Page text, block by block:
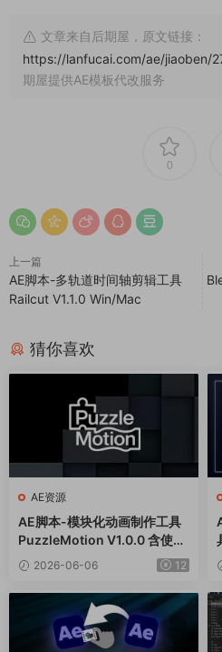
文章来自后期屋，原文链接：
https://lanfucai.com/ae/jiaoben/
期屋提供AE模板代改服务
0
上一篇
AE脚本-多轨道时间轴剪辑工具
Railcut V1.1.0 Win/Mac
猜你喜欢
AE资源
AE脚本-模块化动画制作工具
PuzzleMotion V1.0.0 含使用
教程2026-06-06 12